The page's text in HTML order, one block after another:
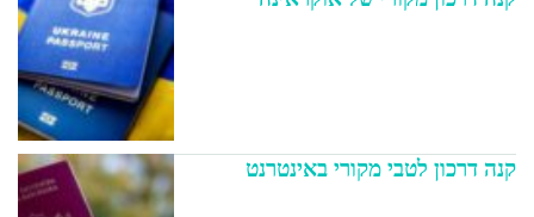
קנה דרכון לטבי מקורי באינטרנט